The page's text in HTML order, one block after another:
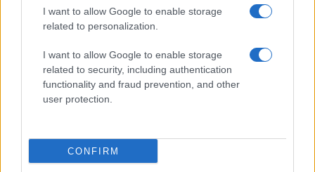
I want to allow Google to enable storage
related to personalization.
I want to allow Google to enable storage
related to security, including authentication
functionality and fraud prevention, and other
user protection.
CONFIRM